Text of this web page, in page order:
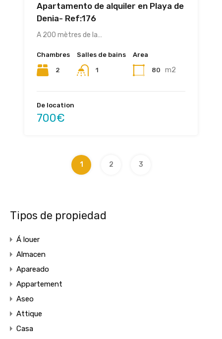
Apartamento de alquiler en Playa de
Denia- Ref:176
A 200 mètres de la…
Chambres
2
Salles de bains
1
Area
80 m2
De location
700€
1 2 3
Tipos de propiedad
Á louer
Almacen
Apareado
Appartement
Aseo
Attique
Casa